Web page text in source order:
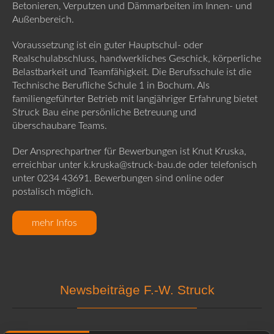
Betonieren, Verputzen und Dämmarbeiten im Innen- und
Außenbereich.
Voraussetzung ist ein guter Hauptschul- oder
Realschulabschluss, handwerkliches Geschick, körperliche
Belastbarkeit und Teamfähigkeit. Die Berufsschule ist die
Technische Berufliche Schule 1 in Bochum. Als
familiengeführter Betrieb mit langjähriger Erfahrung bietet
Struck Bau eine persönliche Betreuung und
überschaubare Teams.
Der Ansprechpartner für Bewerbungen ist Knut Kruska,
erreichbar unter k.kruska@struck-bau.de oder telefonisch
unter 0234 43691. Bewerbungen sind online oder
postalisch möglich.
mehr Infos
Newsbeiträge F.-W. Struck